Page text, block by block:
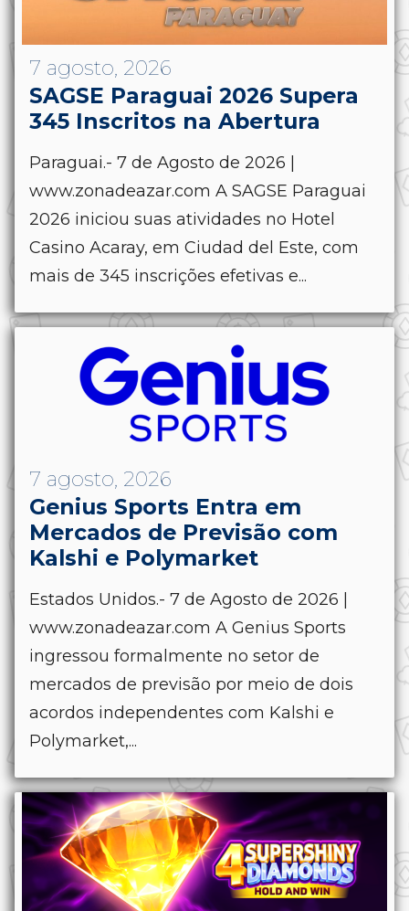
7 agosto, 2026
SAGSE Paraguai 2026 Supera
345 Inscritos na Abertura
Paraguai.- 7 de Agosto de 2026 |
www.zonadeazar.com A SAGSE Paraguai
2026 iniciou suas atividades no Hotel
Casino Acaray, em Ciudad del Este, com
mais de 345 inscrições efetivas e...
7 agosto, 2026
Genius Sports Entra em
Mercados de Previsão com
Kalshi e Polymarket
Estados Unidos.- 7 de Agosto de 2026 |
www.zonadeazar.com A Genius Sports
ingressou formalmente no setor de
mercados de previsão por meio de dois
acordos independentes com Kalshi e
Polymarket,...